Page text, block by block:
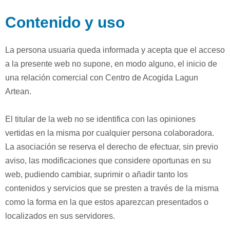
Contenido y uso
La persona usuaria queda informada y acepta que el acceso
a la presente web no supone, en modo alguno, el inicio de
una relación comercial con Centro de Acogida Lagun
Artean.
El titular de la web no se identifica con las opiniones
vertidas en la misma por cualquier persona colaboradora.
La asociación se reserva el derecho de efectuar, sin previo
aviso, las modificaciones que considere oportunas en su
web, pudiendo cambiar, suprimir o añadir tanto los
contenidos y servicios que se presten a través de la misma
como la forma en la que estos aparezcan presentados o
localizados en sus servidores.